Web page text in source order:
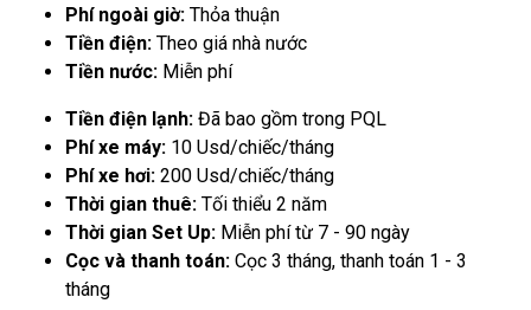
Phí ngoài giờ: Thỏa thuận
Tiền điện: Theo giá nhà nước
Tiền nước: Miễn phí
Tiền điện lạnh: Đã bao gồm trong PQL
Phí xe máy: 10 Usd/chiếc/tháng
Phí xe hơi: 200 Usd/chiếc/tháng
Thời gian thuê: Tối thiểu 2 năm
Thời gian Set Up: Miễn phí từ 7 - 90 ngày
Cọc và thanh toán: Cọc 3 tháng, thanh toán 1 - 3
tháng